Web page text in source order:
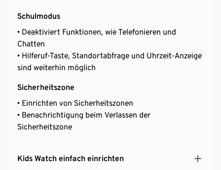
Schulmodus
• Deaktiviert Funktionen, wie Telefonieren und
Chatten
• Hilferuf-Taste, Standortabfrage und Uhrzeit-Anzeige
sind weiterhin möglich
Sicherheitszone
• Einrichten von Sicherheitszonen
• Benachrichtigung beim Verlassen der
Sicherheitszone
Kids Watch einfach einrichten